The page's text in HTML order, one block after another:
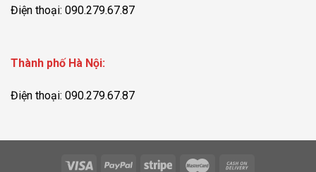
Điện thoại: 090.279.67.87
Thành phố Hà Nội:
Điện thoại: 090.279.67.87